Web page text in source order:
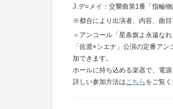
J.デ=メイ：交響曲第1番「指輪物
※都合により出演者、内容、曲目
＜アンコール「星条旗よ永遠な
「佐渡×シエナ」公演の定番ア
加できます。
ホールに持ち込める楽器で、電
詳しい参加方法はこちら をご覧く